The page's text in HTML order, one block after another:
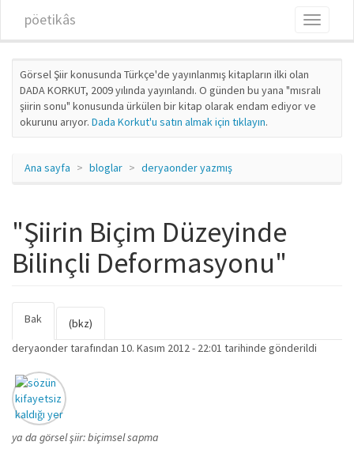
pöetikâs
Toggle
Görsel Şiir konusunda Türkçe'de yayınlanmış kitapların ilki olan
DADA KORKUT, 2009 yılında yayınlandı. O günden bu yana "mısralı
şiirin sonu" konusunda ürkülen bir kitap olarak endam ediyor ve
okurunu arıyor. Dada Korkut'u satın almak için tıklayın.
Ana sayfa bloglar deryaonder yazmış
"Şiirin Biçim Düzeyinde
Bilinçli Deformasyonu"
Birincil sekmeler
Bak
sekme)
(bkz)
deryaondertarafından 10. Kasım 2012 - 22:01 tarihinde gönderildi
ya da görsel şiir: biçimsel sapma